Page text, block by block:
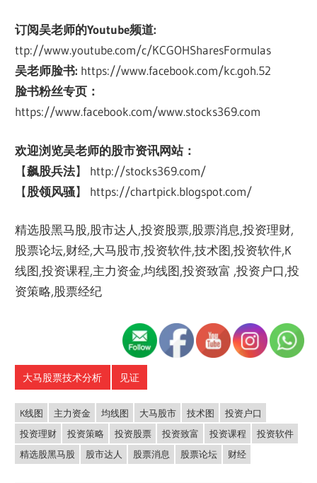
订阅吴老师的Youtube频道:
ttp://www.youtube.com/c/KCGOHSharesFormulas
吴老师脸书: https://www.facebook.com/kc.goh.52
脸书粉丝专页：
https://www.facebook.com/www.stocks369.com
欢迎浏览吴老师的股市资讯网站：
【飙股兵法】 http://stocks369.com/
【股领风骚】 https://chartpick.blogspot.com/
精选股黑马股,股市达人,投资股票,股票消息,投资理财,
股票论坛,财经,大马股市,投资软件,技术图,投资软件,K
线图,投资课程,主力资金,均线图,投资致富 ,投资户口,投
资策略,股票经纪
大马股票技术分析 见证
K线图 主力资金 均线图 大马股市 技术图
投资户口
投资理财
投资策略 投资股票 投资致富 投资课程
投资软件
精选股黑马股
股市达人 股票消息 股票论坛 财经